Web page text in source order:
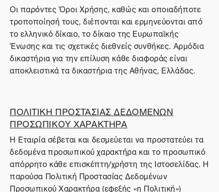
Οι παρόντες Όροι Χρήσης, καθώς και οποιαδήποτε
τροποποίησή τους, διέπονται και ερμηνεύονται από
το ελληνικό δίκαιο, το δίκαιο της Ευρωπαϊκής
Ένωσης και τις σχετικές διεθνείς συνθήκες. Αρμόδια
δικαστήρια για την επίλυση κάθε διαφοράς είναι
αποκλειστικά τα δικαστήρια της Αθήνας, Ελλάδας.
ΠΟΛΙΤΙΚΗ ΠΡΟΣΤΑΣΙΑΣ ΔΕΔΟΜΕΝΩΝ
ΠΡΟΣΩΠΙΚΟΥ ΧΑΡΑΚΤΗΡΑ
Η Εταιρία σέβεται και δεσμεύεται να προστατεύει τα
δεδομένα προσωπικού χαρακτήρα και το προσωπικό
απόρρητο κάθε επισκέπτη/χρήστη της Ιστοσελίδας. Η
παρούσα Πολιτική Προστασίας Δεδομένων
Προσωπικού Χαρακτήρα (εφεξής «η Πολιτική»)